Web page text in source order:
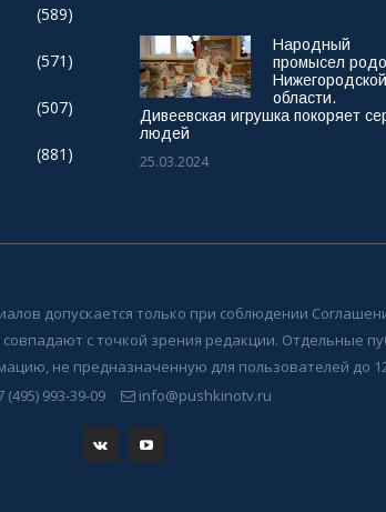
(589)
(571)
(507)
(881)
Народный
промысел
Нижегородской
области.
Дивеевская игрушка покоряет
людей
25.03.2024
допускается только при соблюдении
совпадают с точкой зрения редакции. Отдельные
не предназначенную для пользователей до
(495) 993-39-09
info@pushkinotv.ru